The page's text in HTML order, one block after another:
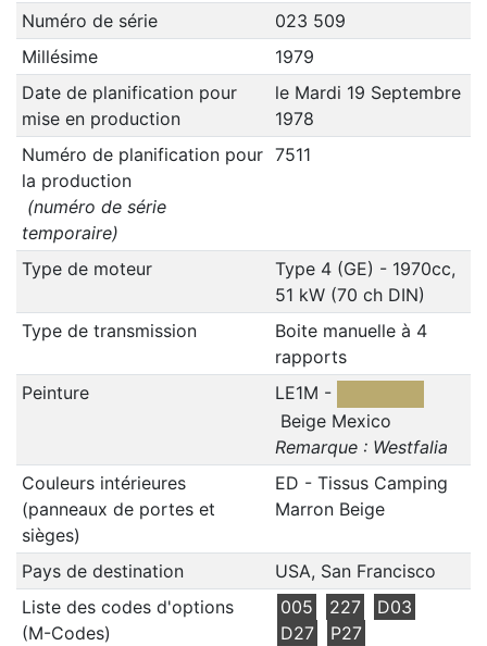
Numéro de série
023 509
Millésime
1979
Date de planification pour
mise en production
le Mardi 19 Septembre
1978
Numéro de planification pour
la production
(numéro de série
temporaire)
7511
Type de moteur
Type 4 (GE) - 1970cc,
51 kW (70 ch DIN)
Type de transmission
Boite manuelle à 4
rapports
Peinture
LE1M -
Beige Mexico
Remarque : Westfalia
Couleurs intérieures
(panneaux de portes et
sièges)
ED - Tissus Camping
Marron Beige
Pays de destination
USA, San Francisco
Liste des codes d'options
(M-Codes)
005 227
D03
D27
P27